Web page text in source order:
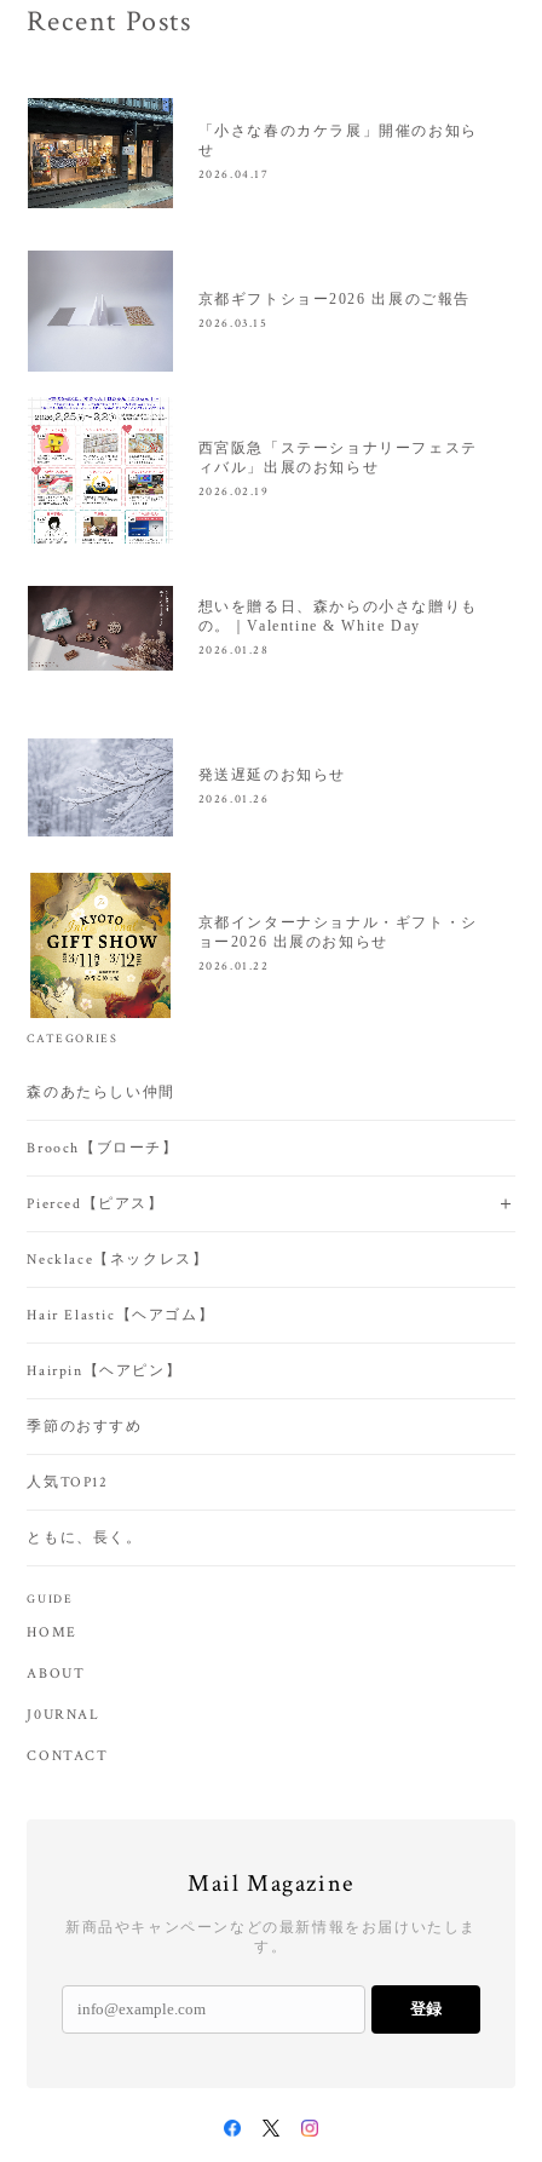
Recent Posts
「小さな春のカケラ展」開催のお知ら
せ
2026.04.17
京都ギフトショー2026 出展のご報告
2026.03.15
西宮阪急「ステーショナリーフェステ
ィバル」出展のお知らせ
2026.02.19
想いを贈る日、森からの小さな贈りも
の。｜Valentine & White Day
2026.01.28
発送遅延のお知らせ
2026.01.26
京都インターナショナル・ギフト・シ
ョー2026 出展のお知らせ
2026.01.22
CATEGORIES
森のあたらしい仲間
Brooch【ブローチ】
Pierced【ピアス】
Necklace【ネックレス】
Hair Elastic【ヘアゴム】
Hairpin【ヘアピン】
季節のおすすめ
人気TOP12
ともに、長く。
GUIDE
HOME
ABOUT
J0URNAL
CONTACT
Mail Magazine
新商品やキャンペーンなどの最新情報をお届けいたしま
す。
登録